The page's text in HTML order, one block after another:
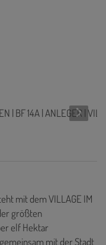
mit dem VILLAGE IM
größten
elf Hektar
mit der Stadt